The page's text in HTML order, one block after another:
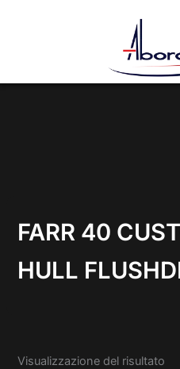
i
FARR 40
HULL
Visualizzazione del risultato